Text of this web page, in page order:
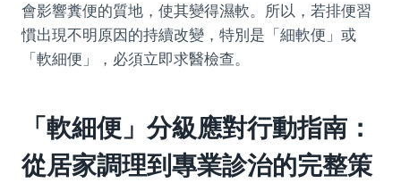
會影響糞便的質地，使其變得濕軟。所以，若排便習
慣出現不明原因的持續改變，特別是「細軟便」或
「軟細便」，必須立即求醫檢查。
「軟細便」分級應對行動指南：
從居家調理到專業診治的完整策